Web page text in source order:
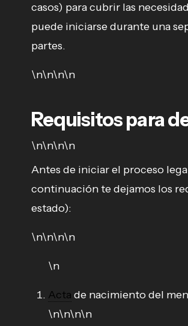
casos) para cubrir las
puede iniciarse durante una
partes.
\n\n\n\n
Requisitos para
\n\n\n\n
Antes de iniciar el proceso
continuación te dejamos los
estado):
\n\n\n\n
\n
Acta de nacimiento del
\n\n\n\n